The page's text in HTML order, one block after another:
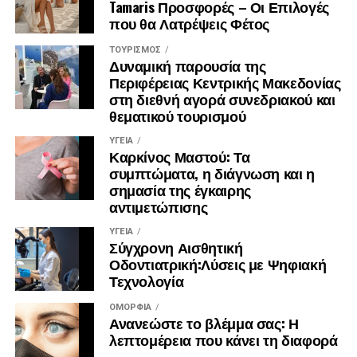
συσκευασίας, νήματα τρισδιάστατης εκτύπωσης,
γεωργικά υλικά και επιλεγμένα προϊόντα
υγειονομικού ενδιαφέροντος. Έτσι, το έργο δεν
περιορίζεται στην παραγωγή ενδιάμεσων υλικών,
αλλά εξετάζει τη δυνατότητα χρήσης τους σε
πραγματικά προϊόντα και αγορές.
Το SOWISE+ θα αξιολογήσει επίσης τη δυνατότητα
αναπαραγωγής του μοντέλου του σε άλλες ευρωπαϊκές
χώρες, λαμβάνοντας υπόψη τις τοπικές συνθήκες, τα
συστήματα συλλογής απορριμμάτων, τις βιομηχανικές
ανάγκες, το ρυθμιστικό πλαίσιο και την κοινωνική
αποδοχή.
Μέλη της ερευνητικής κοινοπραξίας
Contarina SpA, ena Σύμβουλοι Ανάπτυξης, Università Ca’
Foscari Venezia, Fondazione Università Ca’ Foscari
Venezia, SiPHA Società a Responsabilità Limitata, i-Foria
Tamaris Προσφορές – Οι Επιλογές
που θα Λατρέψεις Φέτος
ΤΟΥΡΙΣΜΌΣ
Δυναμική παρουσία της
Περιφέρειας Κεντρικής Μακεδονίας
στη διεθνή αγορά συνεδριακού και
θεματικού τουρισμού
ΥΓΕΊΑ
Καρκίνος Μαστού: Τα
συμπτώματα, η διάγνωση και η
σημασία της έγκαιρης
αντιμετώπισης
ΥΓΕΊΑ
Σύγχρονη Αισθητική
Οδοντιατρική:Λύσεις με Ψηφιακή
Τεχνολογία
ΟΜΟΡΦΙΆ
Ανανεώστε το βλέμμα σας: Η
λεπτομέρεια που κάνει τη διαφορά